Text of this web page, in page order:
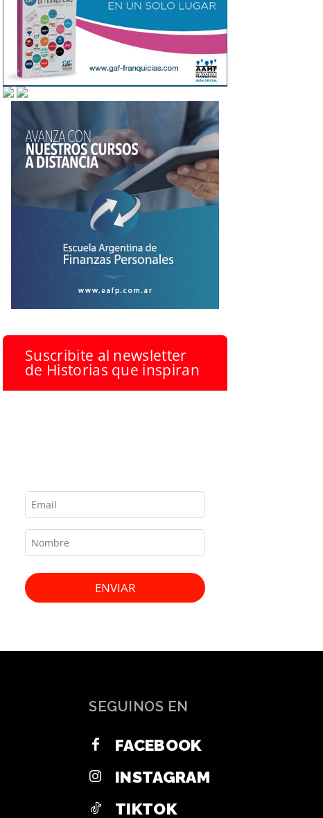
Suscribite al newsletter
de Historias que inspiran
ENVIAR
SEGUINOS EN
FACEBOOK
INSTAGRAM
TIKTOK